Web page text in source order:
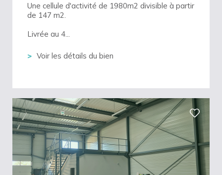
Une cellule d'activité de 1980m2 divisible à partir
de 147 m2.
Livrée au 4...
Voir les détails du bien